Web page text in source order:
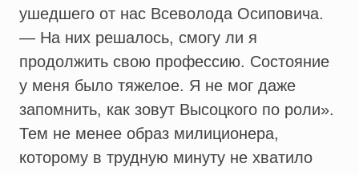
ушедшего от нас Всеволода Осиповича.
— На них решалось, смогу ли я
продолжить свою профессию. Состояние
у меня было тяжелое. Я не мог даже
запомнить, как зовут Высоцкого по роли».
Тем не менее образ милиционера,
которому в трудную минуту не хватило